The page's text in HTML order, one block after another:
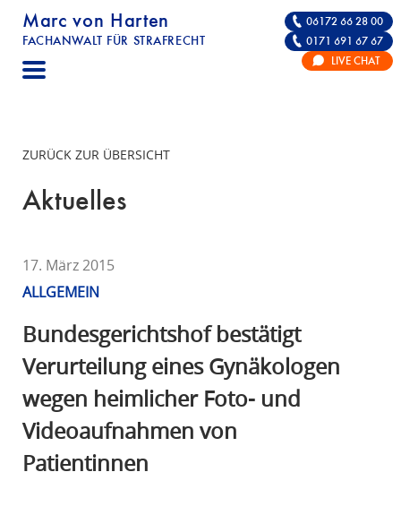
Marc von Harten
FACHANWALT FÜR STRAFRECHT
STRAFRECHT | RECHTSANWALT FÜR DIE
06172 66 28 00
0171 691 67 67
LIVE CHAT
ZURÜCK ZUR ÜBERSICHT
Aktuelles
17. März 2015
ALLGEMEIN
Bundesgerichtshof bestätigt
Verurteilung eines Gynäkologen
wegen heimlicher Foto- und
Videoaufnahmen von
Patientinnen